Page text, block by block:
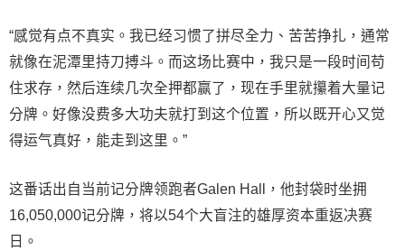
“感觉有点不真实。我已经习惯了拼尽全力、苦苦挣扎，通常
就像在泥潭里持刀搏斗。而这场比赛中，我只是一段时间苟
住求存，然后连续几次全押都赢了，现在手里就攥着大量记
分牌。好像没费多大功夫就打到这个位置，所以既开心又觉
得运气真好，能走到这里。”
这番话出自当前记分牌领跑者Galen Hall，他封袋时坐拥
16,050,000记分牌，将以54个大盲注的雄厚资本重返决赛
日。